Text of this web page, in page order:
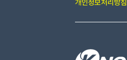
개인정보처리방침